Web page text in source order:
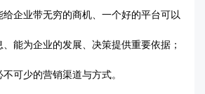
企业带无穷的商机、一个好的平台可以
能为企业的发展、决策提供重要依据；
可少的营销渠道与方式。